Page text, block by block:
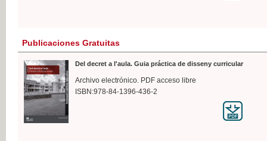
Publicaciones Gratuitas
Del decret a l'aula. Guia práctica de disseny curricular
Archivo electrónico. PDF acceso libre
ISBN:978-84-1396-436-2